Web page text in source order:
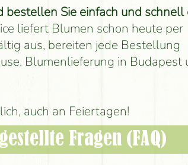
Sie einfach und schnell
liefert Blumen schon heute per
aus, bereiten jede Bestellung
Blumenlieferung in Budapest
auch an Feiertagen!
Fragen (FAQ)